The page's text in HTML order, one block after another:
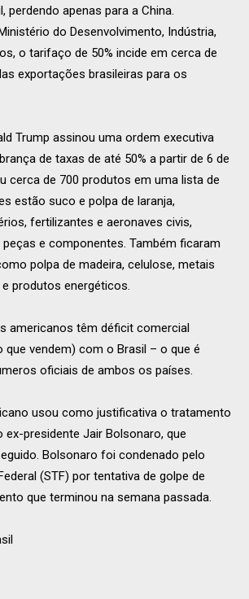
perdendo apenas para a China.
do Desenvolvimento, Indústria,
o tarifaço de 50% incide em cerca de
exportações brasileiras para os
Trump assinou uma ordem executiva
de taxas de até 50% a partir de 6 de
cerca de 700 produtos em uma lista de
estão suco e polpa de laranja,
fertilizantes e aeronaves civis,
e componentes. Também ficaram
polpa de madeira, celulose, metais
produtos energéticos.
americanos têm déficit comercial
vendem) com o Brasil – o que é
oficiais de ambos os países.
usou como justificativa o tratamento
ex-presidente Jair Bolsonaro, que
Bolsonaro foi condenado pelo
(STF) por tentativa de golpe de
que terminou na semana passada.